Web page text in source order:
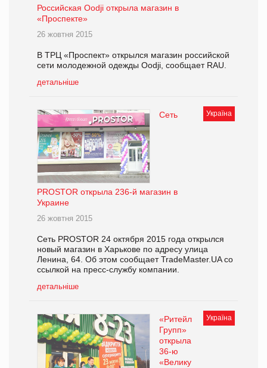
Российская Oodji открыла магазин в
«Проспекте»
26 жовтня 2015
В ТРЦ «Проспект» открылся магазин российской
сети молодежной одежды Oodji, сообщает RAU.
детальніше
Україна
Сеть
PROSTOR открыла 236-й магазин в
Украине
26 жовтня 2015
Сеть PROSTOR 24 октября 2015 года открылся
новый магазин в Харькове по адресу улица
Ленина, 64. Об этом сообщает TradeMaster.UA со
ссылкой на пресс-службу компании.
детальніше
Україна
«Ритейл
Групп»
открыла
36-ю
«Велику